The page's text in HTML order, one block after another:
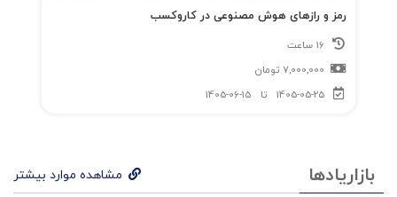
رمز و رازهای هوش مصنوعی در کاروکسب
7,000,000 تومان
1405-05-25
تا 1405-06-15
بازاریادها مشاهده موارد بیشتر